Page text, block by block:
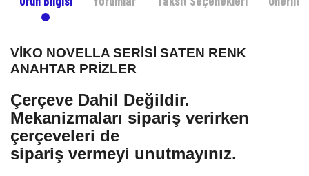
VİKO NOVELLA SERİSİ SATEN RENK
ANAHTAR PRİZLER
Çerçeve Dahil Değildir.
Mekanizmaları sipariş verirken
çerçeveleri de
sipariş vermeyi unutmayınız.